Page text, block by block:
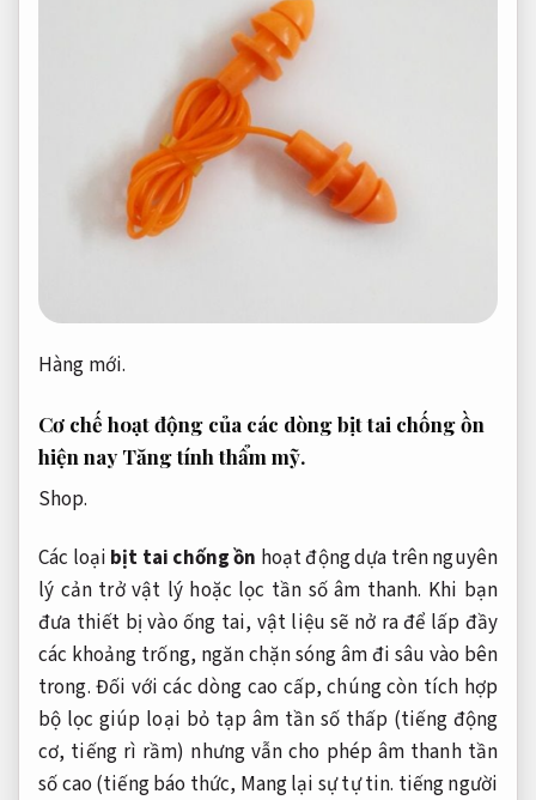
Hàng mới.
Cơ chế hoạt động của các dòng bịt tai chống ồn
hiện nay Tăng tính thẩm mỹ.
Shop.
Các loại bịt tai chống ồn hoạt động dựa trên nguyên
lý cản trở vật lý hoặc lọc tần số âm thanh. Khi bạn
đưa thiết bị vào ống tai, vật liệu sẽ nở ra để lấp đầy
các khoảng trống, ngăn chặn sóng âm đi sâu vào bên
trong. Đối với các dòng cao cấp, chúng còn tích hợp
bộ lọc giúp loại bỏ tạp âm tần số thấp (tiếng động
cơ, tiếng rì rầm) nhưng vẫn cho phép âm thanh tần
số cao (tiếng báo thức, Mang lại sự tự tin. tiếng người